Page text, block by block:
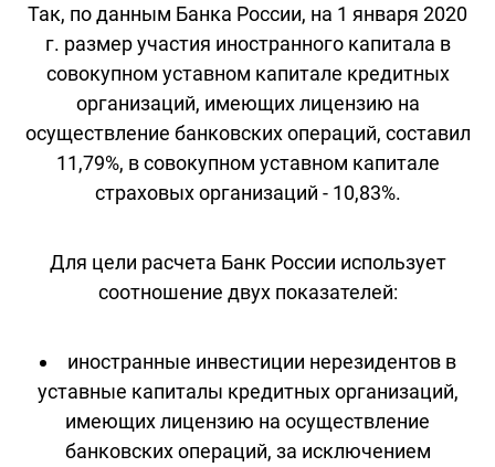
Так, по данным Банка России, на 1 января 2020
г. размер участия иностранного капитала в
совокупном уставном капитале кредитных
организаций, имеющих лицензию на
осуществление банковских операций, составил
11,79%, в совокупном уставном капитале
страховых организаций - 10,83%.
Для цели расчета Банк России использует
соотношение двух показателей:
иностранные инвестиции нерезидентов в
уставные капиталы кредитных организаций,
имеющих лицензию на осуществление
банковских операций, за исключением